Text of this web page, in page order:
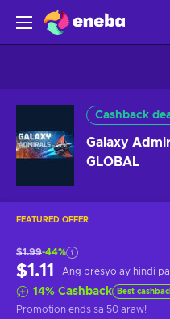
Cashback
Galaxy
GLOBAL
FEATURED OFFER
$1.99-44%
$1.11 Ang presyo ay hindi pa
14% Cashback Best
Promotion ends sa 50 araw!